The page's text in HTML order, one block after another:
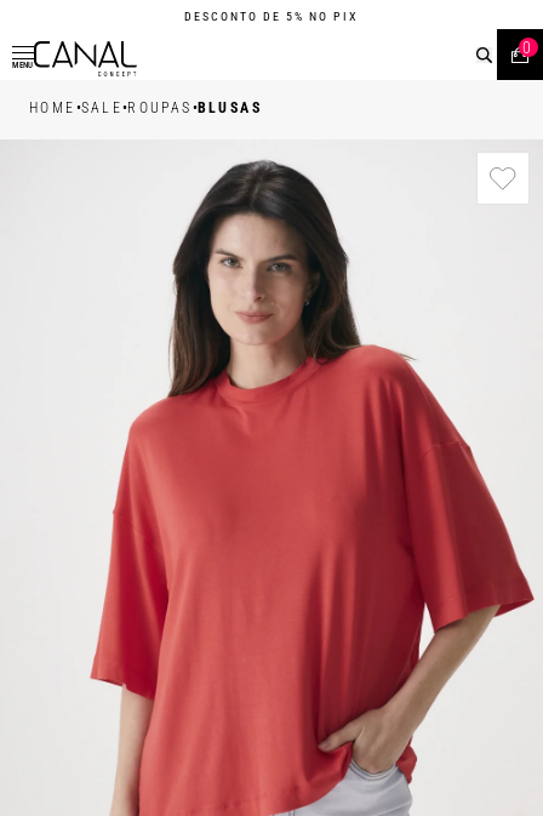
DESCONTO DE 5% NO PIX
MENU
0
HOME •SALE•ROUPAS •BLUSAS